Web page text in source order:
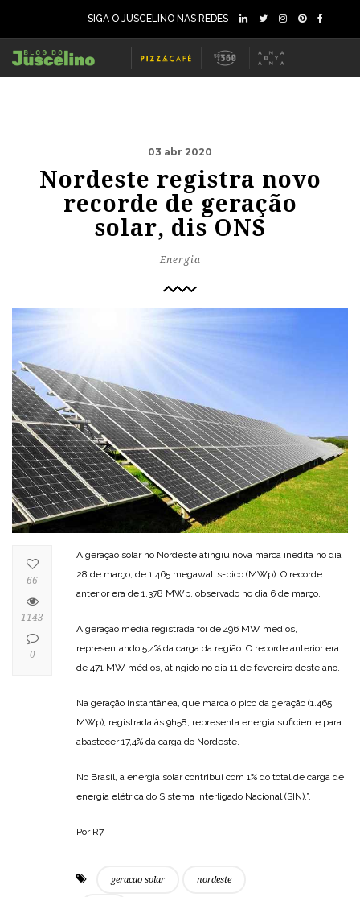
SIGA O JUSCELINO NAS REDES
03 abr 2020
Nordeste registra novo
recorde de geração
solar, dis ONS
Energia
A geração solar no Nordeste atingiu nova marca inédita no dia
28 de março, de 1.465 megawatts-pico (MWp). O recorde
anterior era de 1.378 MWp, observado no dia 6 de março.
A geração média registrada foi de 496 MW médios,
representando 5,4% da carga da região. O recorde anterior era
de 471 MW médios, atingido no dia 11 de fevereiro deste ano.
Na geração instantânea, que marca o pico da geração (1.465
MWp), registrada às 9h58, representa energia suficiente para
abastecer 17,4% da carga do Nordeste.
No Brasil, a energia solar contribui com 1% do total de carga de
energia elétrica do Sistema Interligado Nacional (SIN).”,
Por R7
geracao solar nordeste
66
1143
0